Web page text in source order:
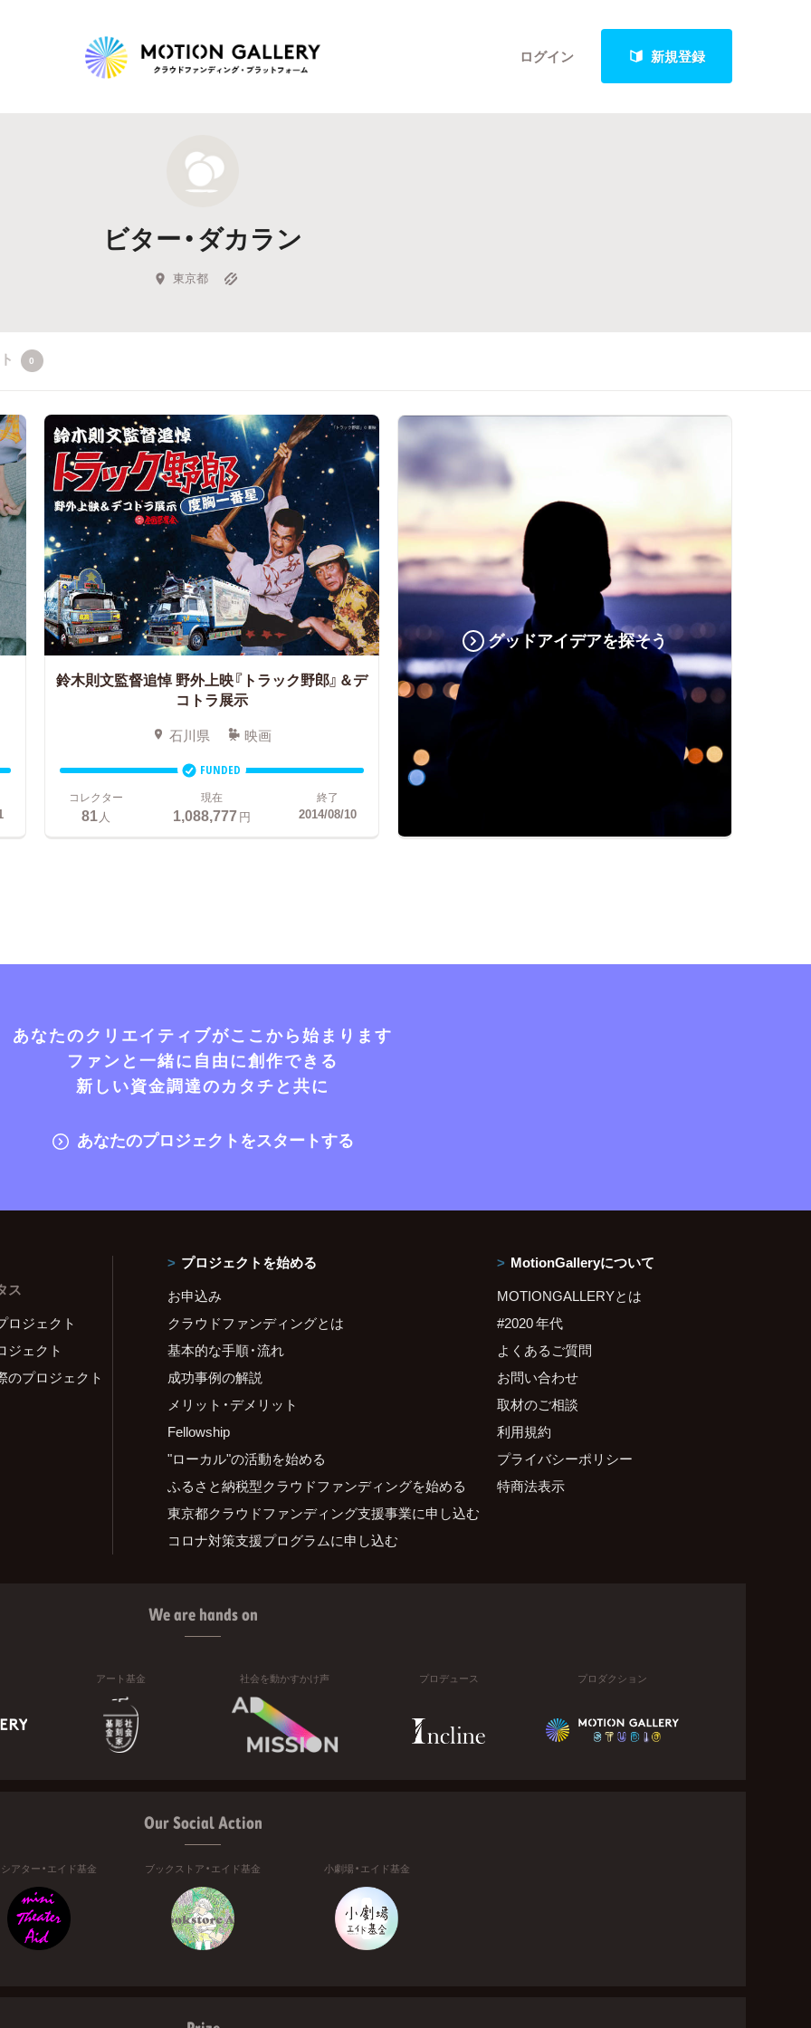
ログイン 新規登録
新着プロジェクト
Feature
キュレーターから探す
ビター・ダカラン
東京都
0
鈴木則文監督追悼 野外上映『トラック野郎』＆デ
コトラ展示
石川県 映画
FUNDED
コレクター
81人
現在
1,088,777円
終了
2014/08/10
グッドアイデアを探そう
あなたのクリエイティブがここから始まります
ファンと一緒に自由に創作できる
新しい資金調達のカタチと共に
あなたのプロジェクトをスタートする
ス
ロジェクト
ジェクト
のプロジェクト
プロジェクトを始める
お申込み
クラウドファンディングとは
基本的な手順・流れ
成功事例の解説
メリット・デメリット
Fellowship
"ローカル"の活動を始める
ふるさと納税型クラウドファンディングを始める
東京都クラウドファンディング支援事業に申し込む
コロナ対策支援プログラムに申し込む
MotionGalleryについて
MOTIONGALLERYとは
#2020 年代
よくあるご質問
お問い合わせ
取材のご相談
利用規約
プライバシーポリシー
特商法表示
We are hands on
アート基金 社会を動かすかけ声 プロデュース プロダクション
Our Social Action
アター・エイド基金 ブックストア・エイド基金 小劇場・エイド基金